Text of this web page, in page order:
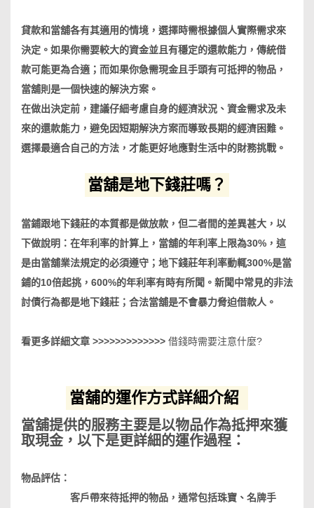
貸款和當舖各有其適用的情境，選擇時需根據個人實際需求來
決定。如果你需要較大的資金並且有穩定的還款能力，傳統借
款可能更為合適；而如果你急需現金且手頭有可抵押的物品，
當舖則是一個快速的解決方案。
在做出決定前，建議仔細考慮自身的經濟狀況、資金需求及未
來的還款能力，避免因短期解決方案而導致長期的經濟困難。
選擇最適合自己的方法，才能更好地應對生活中的財務挑戰。
當舖是地下錢莊嗎？
當鋪跟地下錢莊的本質都是做放款，但二者間的差異甚大，以
下做說明：在年利率的計算上，當舖的年利率上限為30%，這
是由當舖業法規定的必須遵守；地下錢莊年利率動輒300%是當
鋪的10倍起挑，600%的年利率有時有所聞。新聞中常見的非法
討債行為都是地下錢莊；合法當舖是不會暴力脅迫借款人。
看更多詳細文章 >>>>>>>>>>>>> 借錢時需要注意什麼?
當舖的運作方式詳細介紹
當舖提供的服務主要是以物品作為抵押來獲
取現金，以下是更詳細的運作過程：
物品評估：
客戶帶來待抵押的物品，通常包括珠寶、名牌手